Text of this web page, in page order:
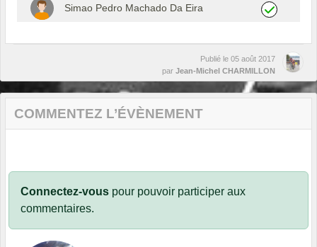
Simao Pedro Machado Da Eira
Publié le 05 août 2017
par Jean-Michel CHARMILLON
COMMENTEZ L’ÉVÈNEMENT
Connectez-vous pour pouvoir participer aux
commentaires.